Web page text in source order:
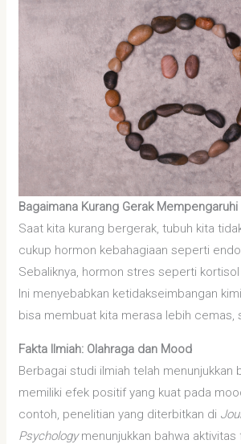
Bagaimana Kurang Gerak Mempengaruhi
Saat kita kurang bergerak, tubuh kita
cukup hormon kebahagiaan seperti
Sebaliknya, hormon stres seperti
Ini menyebabkan ketidakseimbangan
bisa membuat kita merasa lebih cemas,
Fakta Ilmiah: Olahraga dan Mood
Berbagai studi ilmiah telah menunjukkan
memiliki efek positif yang kuat pada
contoh, penelitian yang diterbitkan di
Psychologymenunjukkan bahwa aktivitas